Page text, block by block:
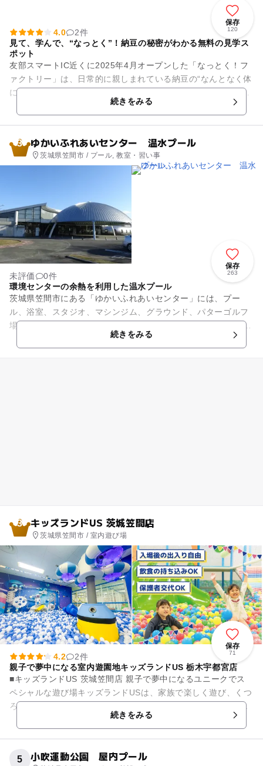
保存
120
4.0
2件
見て、学んで、“なっとく”！納豆の秘密がわかる無料の見学ス
ポット
友部スマートIC近くに2025年4月オープンした「なっとく！フ
ァクトリー」は、日常的に親しまれている納豆の“なんとなく体
に良さそう”というイメージを、“なっとく”に変えてくれる無料
続きをみる
3 ゆかいふれあいセンター 温水プール
茨城県笠間市 / プール, 教室・習い事
保存
263
未評価
0件
環境センターの余熱を利用した温水プール
茨城県笠間市にある「ゆかいふれあいセンター」には、プー
ル、浴室、スタジオ、マシンジム、グラウンド、パターゴルフ
場など、設備の充実した施設です。 隣接する環境センターの余
熱を使った屋内温水プール...続きをみる
3 キッズランドUS 茨城笠間店
茨城県笠間市 / 室内遊び場
保存
71
4.2
2件
親子で夢中になる室内遊園地キッズランドUS 栃木宇都宮店
■キッズランドUS 茨城笠間店 親子で夢中になるユニークでス
ペシャルな遊び場キッズランドUSは、家族で楽しく遊び、くつ
ろぎ、そしてかけがえのない家族の思い出を残せる室内遊び場
続きをみる
5 小吹運動公園 屋内プール